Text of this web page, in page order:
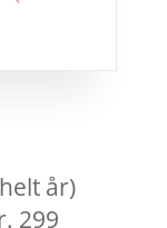
år)
299